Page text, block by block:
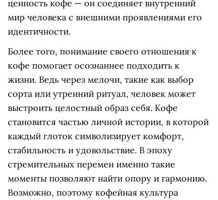
ценность кофе — он соединяет внутренний
мир человека с внешними проявлениями его
идентичности.
Более того, понимание своего отношения к
кофе помогает осознаннее подходить к
жизни. Ведь через мелочи, такие как выбор
сорта или утренний ритуал, человек может
выстроить целостный образ себя. Кофе
становится частью личной истории, в которой
каждый глоток символизирует комфорт,
стабильность и удовольствие. В эпоху
стремительных перемен именно такие
моменты позволяют найти опору и гармонию.
Возможно, поэтому кофейная культура